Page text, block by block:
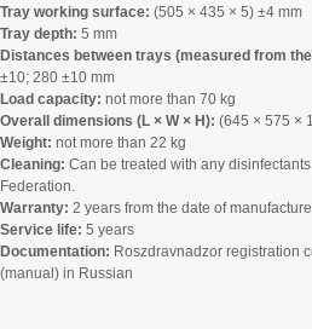
Tray working surface: (505 × 435 × 5) ±4 mm
Tray depth: 5 mm
Distances between trays (measured from
±10; 280 ±10 mm
Load capacity: not more than 70 kg
Overall dimensions (L × W × H): (645 × 575 ×
Weight: not more than 22 kg
Cleaning: Can be treated with any
Federation.
Warranty: 2 years from the date of manufacture
Service life: 5 years
Documentation: Roszdravnadzor registration
(manual) in Russian